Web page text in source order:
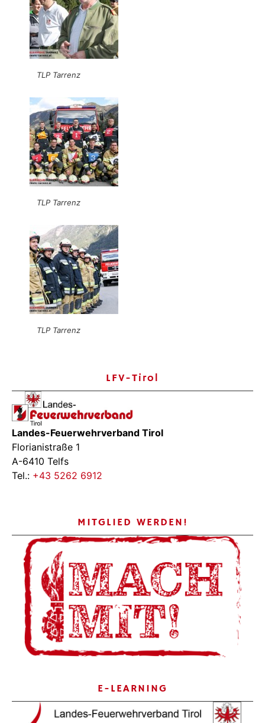
TLP Tarrenz
TLP Tarrenz
TLP Tarrenz
LFV-Tirol
Landes-Feuerwehrverband Tirol
Florianistraße 1
A-6410 Telfs
Tel.: +43 5262 6912
MITGLIED WERDEN!
E-LEARNING